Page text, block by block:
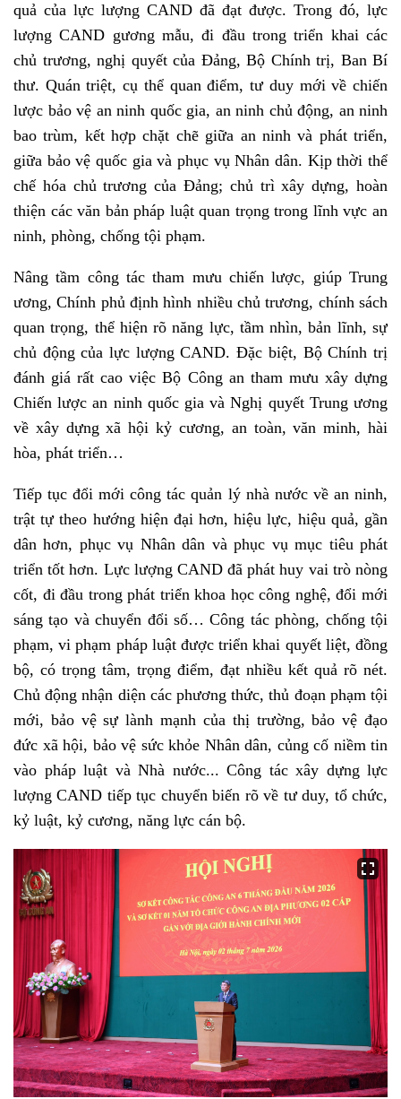
quả của lực lượng CAND đã đạt được. Trong đó, lực
lượng CAND gương mẫu, đi đầu trong triển khai các
chủ trương, nghị quyết của Đảng, Bộ Chính trị, Ban Bí
thư. Quán triệt, cụ thể quan điểm, tư duy mới về chiến
lược bảo vệ an ninh quốc gia, an ninh chủ động, an ninh
bao trùm, kết hợp chặt chẽ giữa an ninh và phát triển,
giữa bảo vệ quốc gia và phục vụ Nhân dân. Kịp thời thể
chế hóa chủ trương của Đảng; chủ trì xây dựng, hoàn
thiện các văn bản pháp luật quan trọng trong lĩnh vực an
ninh, phòng, chống tội phạm.
Nâng tầm công tác tham mưu chiến lược, giúp Trung
ương, Chính phủ định hình nhiều chủ trương, chính sách
quan trọng, thể hiện rõ năng lực, tầm nhìn, bản lĩnh, sự
chủ động của lực lượng CAND. Đặc biệt, Bộ Chính trị
đánh giá rất cao việc Bộ Công an tham mưu xây dựng
Chiến lược an ninh quốc gia và Nghị quyết Trung ương
về xây dựng xã hội kỷ cương, an toàn, văn minh, hài
hòa, phát triển…
Tiếp tục đổi mới công tác quản lý nhà nước về an ninh,
trật tự theo hướng hiện đại hơn, hiệu lực, hiệu quả, gần
dân hơn, phục vụ Nhân dân và phục vụ mục tiêu phát
triển tốt hơn. Lực lượng CAND đã phát huy vai trò nòng
cốt, đi đầu trong phát triển khoa học công nghệ, đổi mới
sáng tạo và chuyển đổi số… Công tác phòng, chống tội
phạm, vi phạm pháp luật được triển khai quyết liệt, đồng
bộ, có trọng tâm, trọng điểm, đạt nhiều kết quả rõ nét.
Chủ động nhận diện các phương thức, thủ đoạn phạm tội
mới, bảo vệ sự lành mạnh của thị trường, bảo vệ đạo
đức xã hội, bảo vệ sức khỏe Nhân dân, củng cố niềm tin
vào pháp luật và Nhà nước... Công tác xây dựng lực
lượng CAND tiếp tục chuyển biến rõ về tư duy, tổ chức,
kỷ luật, kỷ cương, năng lực cán bộ.